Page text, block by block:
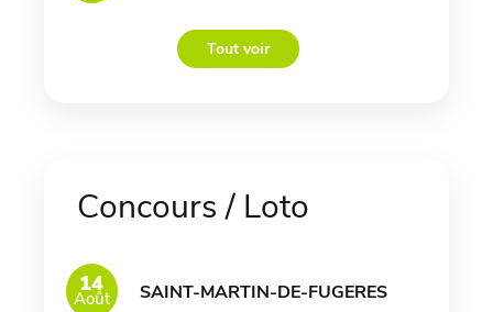
Tout voir
Concours / Loto
14
Août SAINT-MARTIN-DE-FUGERES